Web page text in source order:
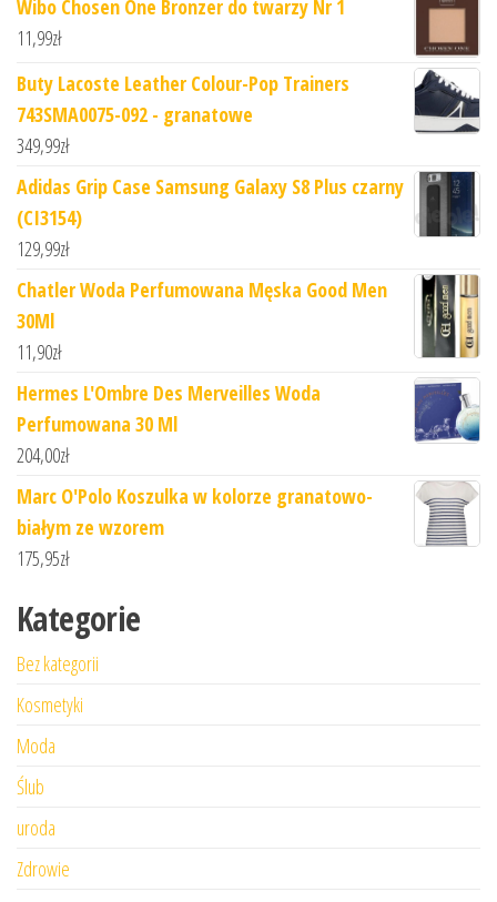
Wibo Chosen One Bronzer do twarzy Nr 1
11,99zł
Buty Lacoste Leather Colour-Pop Trainers
743SMA0075-092 - granatowe
349,99zł
Adidas Grip Case Samsung Galaxy S8 Plus czarny
(CI3154)
129,99zł
Chatler Woda Perfumowana Męska Good Men
30Ml
11,90zł
Hermes L'Ombre Des Merveilles Woda
Perfumowana 30 Ml
204,00zł
Marc O'Polo Koszulka w kolorze granatowo-
białym ze wzorem
175,95zł
Kategorie
Bez kategorii
Kosmetyki
Moda
Ślub
uroda
Zdrowie